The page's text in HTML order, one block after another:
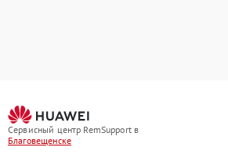
Сервисный центр RemSupport в
Благовещенске